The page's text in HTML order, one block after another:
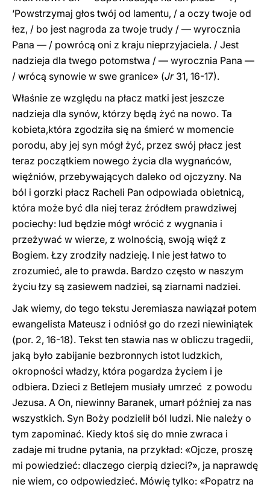
‘Powstrzymaj głos twój od lamentu, / a oczy twoje od
łez, / bo jest nagroda za twoje trudy / — wyrocznia
Pana — / powrócą oni z kraju nieprzyjaciela. / Jest
nadzieja dla twego potomstwa / — wyrocznia Pana —
/ wrócą synowie w swe granice» (Jr31, 16-17).
Właśnie ze względu na płacz matki jest jeszcze
nadzieja dla synów, którzy będą żyć na nowo. Ta
kobieta,która zgodziła się na śmierć w momencie
porodu, aby jej syn mógł żyć, przez swój płacz jest
teraz początkiem nowego życia dla wygnańców,
więźniów, przebywających daleko od ojczyzny. Na
ból i gorzki płacz Racheli Pan odpowiada obietnicą,
która może być dla niej teraz źródłem prawdziwej
pociechy: lud będzie mógł wrócić z wygnania i
przeżywać w wierze, z wolnością, swoją więź z
Bogiem. Łzy zrodziły nadzieję. I nie jest łatwo to
zrozumieć, ale to prawda. Bardzo często w naszym
życiu łzy są zasiewem nadziei, są ziarnami nadziei.
Jak wiemy, do tego tekstu Jeremiasza nawiązał potem
ewangelista Mateusz i odniósł go do rzezi niewiniątek
(por. 2, 16-18). Tekst ten stawia nas w obliczu tragedii,
jaką było zabijanie bezbronnych istot ludzkich,
okropności władzy, która pogardza życiem i je
odbiera. Dzieci z Betlejem musiały umrzeć z powodu
Jezusa. A On, niewinny Baranek, umarł później za nas
wszystkich. Syn Boży podzielił ból ludzi. Nie należy o
tym zapominać. Kiedy ktoś się do mnie zwraca i
zadaje mi trudne pytania, na przykład: «Ojcze, proszę
mi powiedzieć: dlaczego cierpią dzieci?», ja naprawdę
nie wiem, co odpowiedzieć. Mówię tylko: «Popatrz na